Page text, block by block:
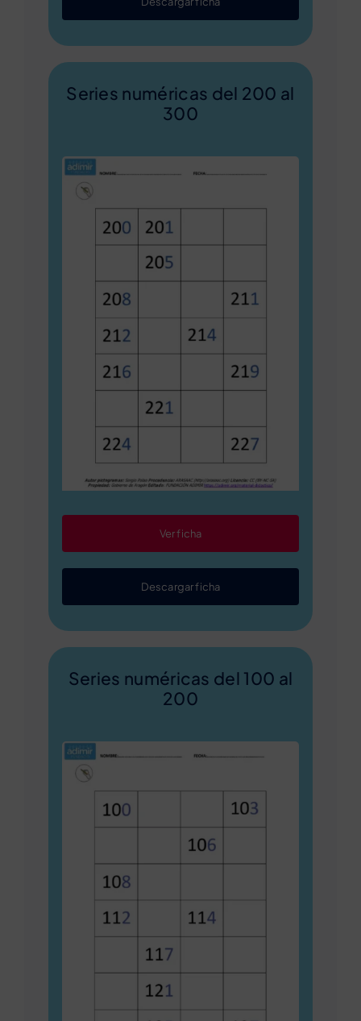
Series numéricas del 200 al
300
Ver ficha
Descargar ficha
Series numéricas del 100 al
200